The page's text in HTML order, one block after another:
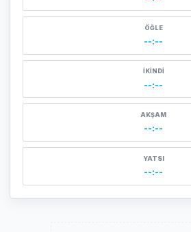
ÖĞLE
--:--
İKINDI
--:--
AKŞAM
--:--
YATSI
--:--